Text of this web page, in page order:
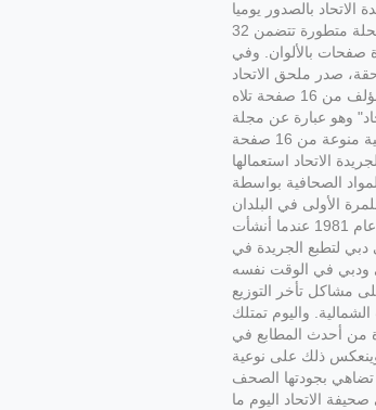
الاتحاد بالصدور يوميا
وهي اليوم تصدر بحلة متطورة تتضمن 32
صفحات بالألوان. وفي
صدر ملحق الاتحاد
الرياضي المؤلف من 16 صفحة تلاه
وهو عبارة عن مجلة
يومية فنية ثقافية منوعة من 16 صفحة
الاتحاد استعمالها
الصحافية بواسطة
الأولى في البلدان
العربية في عام 1981 عندما أنشأت
دبي لتطبع الجريدة في
ودبي في الوقت نفسه
مشاكل تأخر التوزيع
واليوم تمتلك
من أحدث المطابع في
ذلك على نوعية
تضاهي بجودتها الصحف
الاتحاد اليوم ما